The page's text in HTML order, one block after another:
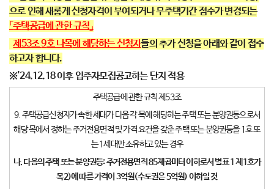
으로 인해 새롭게 신청자격이 부여되거나 무주택기간 점수가 변경되는
「주택공급에 관한 규칙 」
제 53조9호나목에 해당하는 신청자들의 추가 신청을 아래와 같이 접수
하고자 합니다.
※'24.12.18 이후 입주자모집공고하는 단지 적용
주택공급에 관한 규칙 제53조
9. 주택공급신청자가 속한 세대가 다음 각 목에 해당하는 주택 또는 분양권등으로서
해당 목에서 정하는 주거전용면적 및 가격 요건을 갖춘 주택 또는 분양권등을 1호 또
는 1세대만 소유하고 있는 경우
나.다음의 주택 또는 분양권등:주거전용면적85제곱미터 이하로서 별표1제 1호가
목2)에 따른 가격이 3억원(수도권은5억원)이하일 것